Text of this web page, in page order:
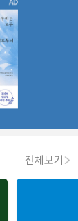
전체보기